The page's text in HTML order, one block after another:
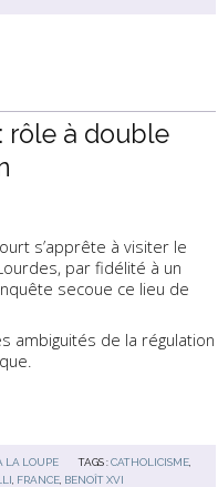
rôle à double
s’apprête à visiter le
par fidélité à un
secoue ce lieu de
ambiguités de la régulation
LA LOUPE TAGS :CATHOLICISME
FRANCE BENOÎT XVI